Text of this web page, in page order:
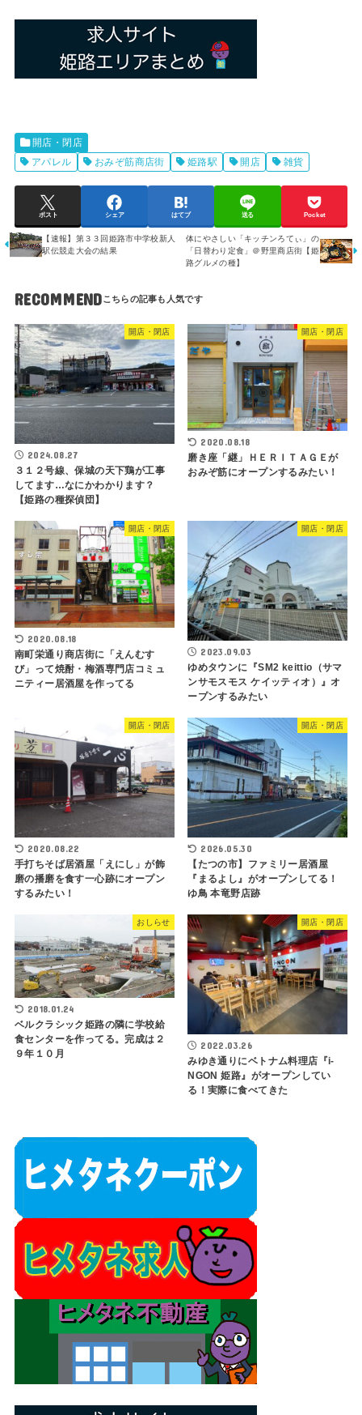
開店・閉店
アパレル
おみぞ筋商店街 姫路駅 開店 雑貨
ポスト シェア はてブ 送る Pocket
【速報】第３３回姫路市中学校新人
駅伝競走大会の結果
体にやさしい「キッチンろてぃ」の
「日替わり定食」＠野里商店街【姫
路グルメの種】
RECOMMEND
開店・閉店
2024.08.27
３１２号線、保城の天下鶏が工事
してます…なにかわかります？
【姫路の種探偵団】
開店・閉店
2020.08.18
磨き座「継」ＨＥＲＩＴＡＧＥが
おみぞ筋にオープンするみたい！
開店・閉店
2020.08.18
南町栄通り商店街に「えんむす
び」って焼酎・梅酒専門店コミュ
ニティー居酒屋を作ってる
開店・閉店
2023.09.03
ゆめタウンに『SM2 keittio（サマ
ンサモスモス ケイッティオ）』オ
ープンするみたい
開店・閉店
2020.08.22
手打ちそば居酒屋「えにし」が飾
磨の播磨を食す一心跡にオープン
するみたい！
開店・閉店
2026.05.30
【たつの市】ファミリー居酒屋
『まるよし』がオープンしてる！
ゆ鳥 本竜野店跡
おしらせ
2018.01.24
ベルクラシック姫路の隣に学校給
食センターを作ってる。完成は２
９年１０月
開店・閉店
2022.03.26
みゆき通りにベトナム料理店『i-
NGON 姫路』がオープンしてい
る！実際に食べてきた